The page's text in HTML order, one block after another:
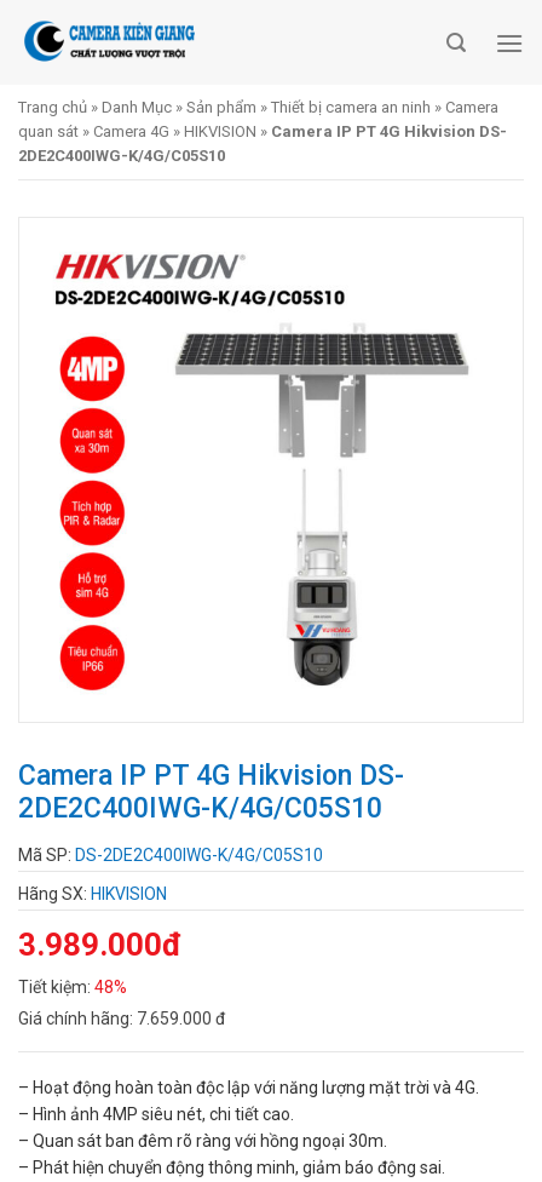
Trang chủ » Danh Mục » Sản phẩm » Thiết bị camera an ninh » Camera
quan sát » Camera 4G » HIKVISION » Camera IP PT 4G Hikvision DS-
2DE2C400IWG-K/4G/C05S10
Camera IP PT 4G Hikvision DS-
2DE2C400IWG-K/4G/C05S10
Mã SP: DS-2DE2C400IWG-K/4G/C05S10
Hãng SX: HIKVISION
3.989.000đ
Tiết kiệm: 48%
Giá chính hãng: 7.659.000 đ
– Hoạt động hoàn toàn độc lập với năng lượng mặt trời và 4G.
– Hình ảnh 4MP siêu nét, chi tiết cao.
– Quan sát ban đêm rõ ràng với hồng ngoại 30m.
– Phát hiện chuyển động thông minh, giảm báo động sai.